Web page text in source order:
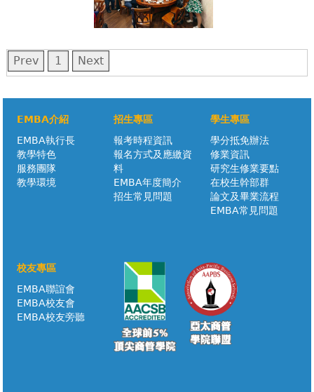
Prev 1 Next
EMBA介紹
EMBA執行長
教學特色
服務團隊
教學環境
招生專區
報考時程資訊
報名方式及應繳資
料
EMBA年度簡介
招生常見問題
學生專區
學分抵免辦法
修業資訊
研究生修業要點
在校生幹部群
論文及畢業流程
EMBA常見問題
校友專區
EMBA聯誼會
EMBA校友會
EMBA校友旁聽